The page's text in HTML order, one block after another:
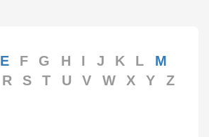
E F G H I J K L
M
R S T U V W X Y Z